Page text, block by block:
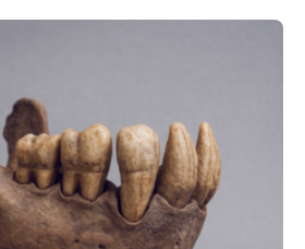
oder Gase, die sich durch
oben bahnen? Jun.-Prof. Dr.
Vulkanseismologin an der
Universität Mainz (JGU), und ihr
Oldoinyo Lengai in Tansania
„Wir konnten die Tremore
sondern ihren Ort in…